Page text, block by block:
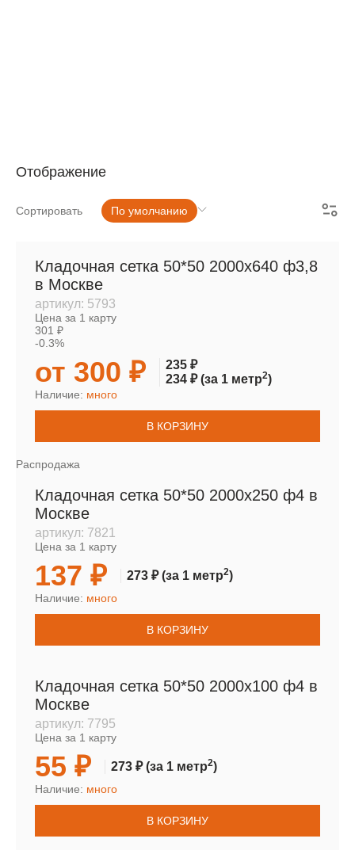
Отображение
Сортировать По умолчанию
Кладочная сетка 50*50 2000х640 ф3,8
в Москве
артикул: 5793
Цена за 1 карту
301 ₽
-0.3%
от 300 ₽
235 ₽
234 ₽(за 1 метр2)
Наличие: много
В КОРЗИНУ
Распродажа
Кладочная сетка 50*50 2000х250 ф4 в
Москве
артикул: 7821
Цена за 1 карту
137 ₽ 273 ₽(за 1 метр2)
Наличие: много
В КОРЗИНУ
Кладочная сетка 50*50 2000х100 ф4 в
Москве
артикул: 7795
Цена за 1 карту
55 ₽ 273 ₽(за 1 метр2)
Наличие: много
В КОРЗИНУ